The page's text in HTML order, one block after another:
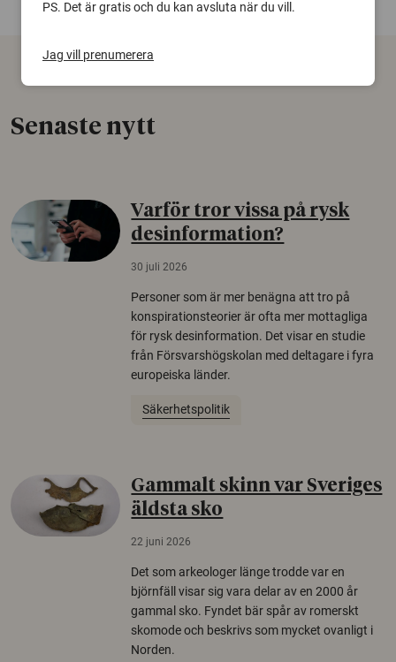
Senaste nytt
Varför tror vissa på rysk
desinformation?
30 juli 2026
Personer som är mer benägna att tro på
konspirationsteorier är ofta mer mottagliga
för rysk desinformation. Det visar en studie
från Försvarshögskolan med deltagare i fyra
europeiska länder.
Säkerhetspolitik
Gammalt skinn var Sveriges
äldsta sko
22 juni 2026
Det som arkeologer länge trodde var en
björnfäll visar sig vara delar av en 2000 år
gammal sko. Fyndet bär spår av romerskt
skomode och beskrivs som mycket ovanligt i
Norden.
PS. Det är gratis och du kan avsluta när du vill.
Jag vill prenumerera